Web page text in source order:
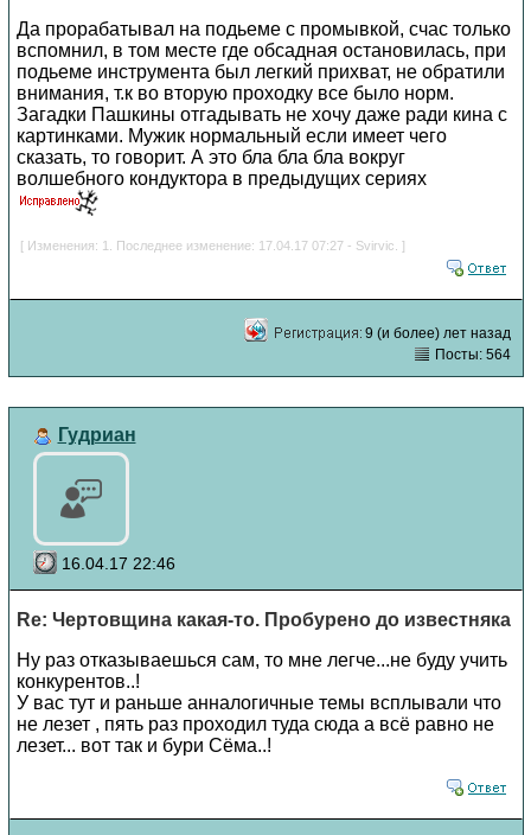
Да прорабатывал на подьеме с промывкой, счас только
вспомнил, в том месте где обсадная остановилась, при
подьеме инструмента был легкий прихват, не обратили
внимания, т.к во вторую проходку все было норм.
Загадки Пашкины отгадывать не хочу даже ради кина с
картинками. Мужик нормальный если имеет чего
сказать, то говорит. А это бла бла бла вокруг
волшебного кондуктора в предыдущих сериях
[ Изменения: 1. Последнее изменение: 17.04.17 07:27 - Svirvic. ]
9 (и более) лет назад
Посты: 564
Гудриан
16.04.17 22:46
Re: Чертовщина какая-то. Пробурено до известняка
Ну раз отказываешься сам, то мне легче...не буду учить
конкурентов..!
У вас тут и раньше анналогичные темы всплывали что
не лезет , пять раз проходил туда сюда а всё равно не
лезет... вот так и бури Сёма..!